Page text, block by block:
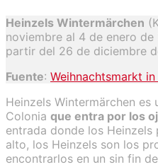
Heinzels Wintermärchen
noviembre al 4 de enero
partir del 26 de diciembre
Fuente: Weihnachtsmarkt
Heinzels Wintermärchen es
Colonia que entra por los
entrada donde los Heinzels
alto, los Heinzels son los
encontrarlos en un sin fin